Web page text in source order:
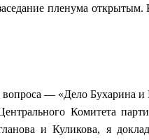
пленума открытым.
вопроса — «Дело Бухарина
Коми­тета
и Куликова, я